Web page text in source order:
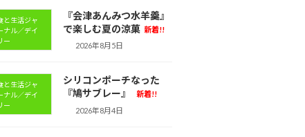
と生活ジャ
ナル／デイ
ー
『会津あんみつ水羊羹』
で楽しむ夏の涼菓 新着!!
2026年8月5日
と生活ジャ
ナル／デイ
ー
シリコンポーチなった
『鳩サブレー』
新着!!
2026年8月4日